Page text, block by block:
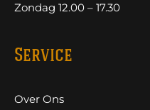
Zondag 12.00 – 17.30
Service
Over Ons